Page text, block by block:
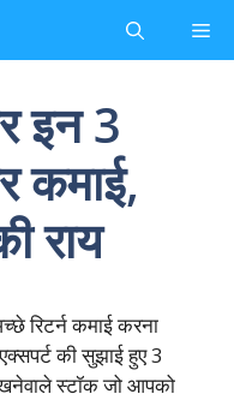
इन 3
कमाई,
राय
रिटर्न कमाई करना
की सुझाई हुए 3
स्टॉक जो आपको